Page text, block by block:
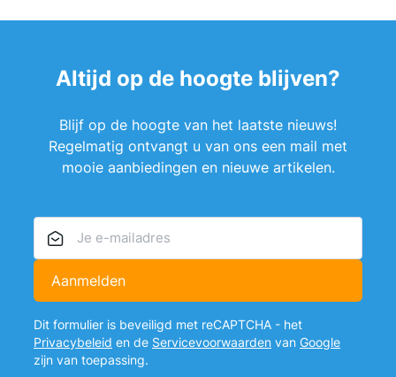
Altijd op de hoogte blijven?
Blijf op de hoogte van het laatste nieuws!
Regelmatig ontvangt u van ons een mail met
mooie aanbiedingen en nieuwe artikelen.
Aanmelden
Dit formulier is beveiligd met reCAPTCHA - het
Privacybeleid en de Servicevoorwaarden van Google
zijn van toepassing.